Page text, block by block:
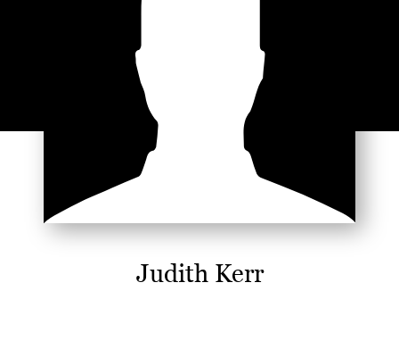
Judith Kerr